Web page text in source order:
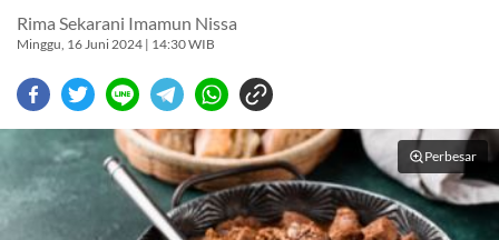
Rima Sekarani Imamun Nissa
Minggu, 16 Juni 2024 | 14:30 WIB
Perbesar